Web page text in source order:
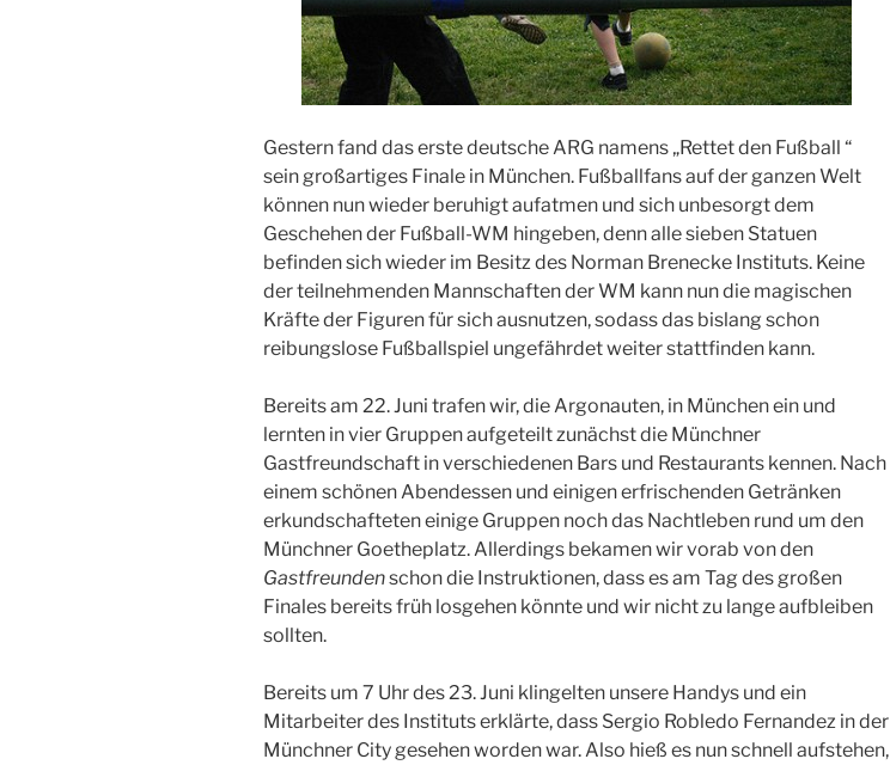
Gestern fand das erste deutsche ARG namens „Rettet den Fußball “
sein großartiges Finale in München. Fußballfans auf der ganzen Welt
können nun wieder beruhigt aufatmen und sich unbesorgt dem
Geschehen der Fußball-WM hingeben, denn alle sieben Statuen
befinden sich wieder im Besitz des Norman Brenecke Instituts. Keine
der teilnehmenden Mannschaften der WM kann nun die magischen
Kräfte der Figuren für sich ausnutzen, sodass das bislang schon
reibungslose Fußballspiel ungefährdet weiter stattfinden kann.
Bereits am 22. Juni trafen wir, die Argonauten, in München ein und
lernten in vier Gruppen aufgeteilt zunächst die Münchner
Gastfreundschaft in verschiedenen Bars und Restaurants kennen. Nach
einem schönen Abendessen und einigen erfrischenden Getränken
erkundschafteten einige Gruppen noch das Nachtleben rund um den
Münchner Goetheplatz. Allerdings bekamen wir vorab von den
Gastfreundenschon die Instruktionen, dass es am Tag des großen
Finales bereits früh losgehen könnte und wir nicht zu lange aufbleiben
sollten.
Bereits um 7 Uhr des 23. Juni klingelten unsere Handys und ein
Mitarbeiter des Instituts erklärte, dass Sergio Robledo Fernandez in der
Münchner City gesehen worden war. Also hieß es nun schnell aufstehen,